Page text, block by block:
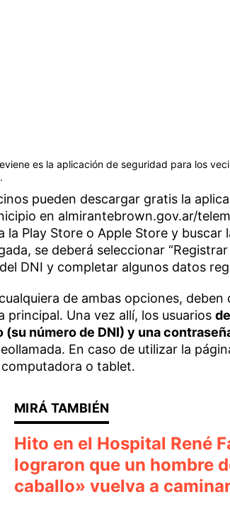
es la aplicación de seguridad para los
pueden descargar gratis la
en almirantebrown.gov.ar/
la Play Store o Apple Store y buscar
se deberá seleccionar
DNI y completar algunos datos
de ambas opciones, deben
principal. Una vez allí, los usuarios
(su número de DNI) y una
En caso de utilizar la
computadora o tablet.
Hito en el Hospital René
lograron que un hombre
caballo» vuelva a